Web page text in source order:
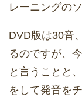
レーニングの
DVD版は30音
るのですが、
と言うことと
をして発音を